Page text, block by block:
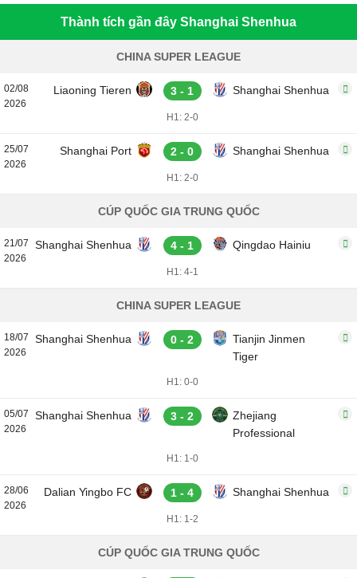
Thành tích gần đây Shanghai Shenhua
CHINA SUPER LEAGUE
02/08
2026
Liaoning Tieren 3 - 1 Shanghai Shenhua
H1: 2-0
25/07
2026
Shanghai Port 2 - 0 Shanghai Shenhua
H1: 2-0
CÚP QUỐC GIA TRUNG QUỐC
21/07
2026
Shanghai Shenhua 4 - 1 Qingdao Hainiu
H1: 4-1
CHINA SUPER LEAGUE
18/07
2026
Shanghai Shenhua 0 - 2
Tianjin Jinmen
Tiger
H1: 0-0
05/07
2026
Shanghai Shenhua 3 - 2
Zhejiang
Professional
H1: 1-0
28/06
2026
Dalian Yingbo FC 1 - 4 Shanghai Shenhua
H1: 1-2
CÚP QUỐC GIA TRUNG QUỐC